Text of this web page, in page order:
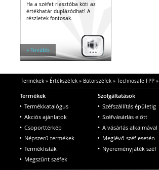
Ha a széfet riasztóba köti az
értékhatár duplázódhat! A
részletek fontosak.
» Tovább
Termékek» Értékszéfek» Bútorszéfek» Technosafe FPP»
Termékek
Termékkatalógus
Akciós ajánlatok
Csoporttérkép
Népszerű termékek
Terméklisták
Megszűnt széfek
Szolgáltatások
Széfszállítás épületig
Széfvásárlás előtt
A vásárlás alkalmával
Meglévő széf esetén
Nyereményjáték széf